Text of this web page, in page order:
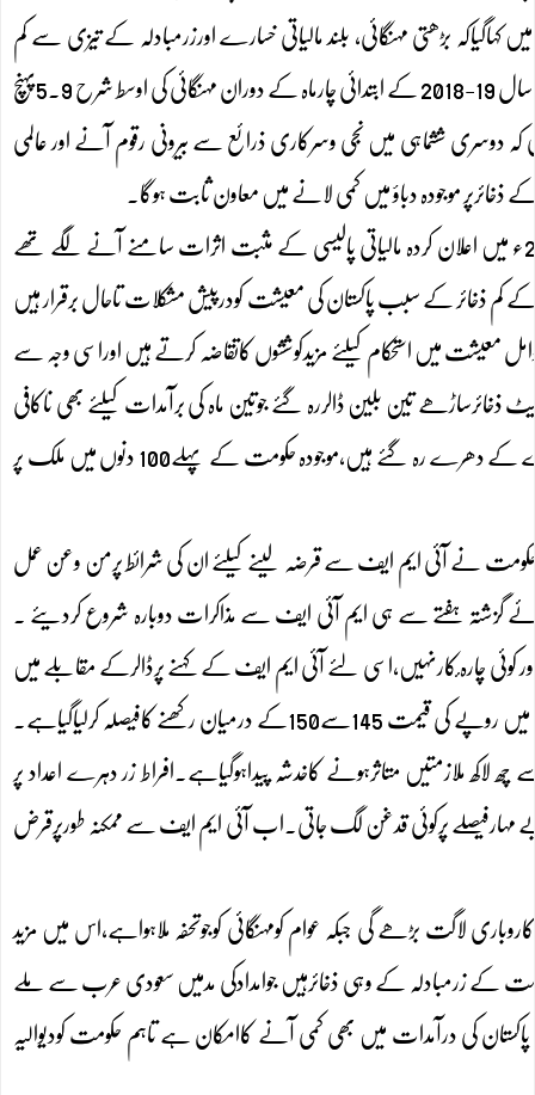
بڑھتی مہنگائی، بلند مالیاتی خسارے اورزرمبادلہ کے تیزی سے کم
ہوتے ذخائرکے سبب پاکستان کی معیشت کودرپیش مشکلات تاحال برقرارہیں۔بینک کے مطابق مالی سال 19-2018 کے ابتدائی چارماہ کے دوران مہنگائی کی اوسط شرح 5.9پہنچ
تھی۔اعلامیے میں امیدظاہرکی گئی کہ دوسری ششماہی میں نجی وسرکاری ذرائع سے بیرونی رقوم آنے اور عالمی
موجودہ دباؤ میں کمی لانے میں معاون ثابت ہوگا۔
مانیٹری پالیسی کے حوالے سے سٹیٹ بینک کی جانب سے جاری اعلامیے میں کہا گیاکہ ستمبر 2018ء میں اعلان کردہ مالیاتی پالیسی کے مثبت اثرات سامنے آنے لگے تھے
کے کم ذخائر کے سبب پاکستان کی معیشت کودرپیش مشکلات تاحال برقرار ہیں
معیشت میں استحکام کیلئے مزیدکوششوں کاتقاضہ کرتے ہیں اوراسی وجہ سے
زرمبادلہ کے نیٹ ذخائرساڑھے تین بلین ڈالررہ گئے جوتین ماہ کی برآمدات کیلئے بھی ناکافی
ہیں۔ معیشت میں بہتری لانے اورآئی ایم ایف کی کڑی شرائط نہ ماننے کے حکومتی دعوے دھرے کے دھرے رہ گئے ہیں،موجودہ حکومت کے پہلے100 دنوں میں ملک پر
حکومت نے آئی ایم ایف سے قرضہ لینے کیلئے ان کی شرائط پرمن وعن عمل
گزشتہ ہفتے سے ہی ایم آئی ایف سے مذاکرات دوبارہ شروع کردیئے ۔
چارہ ٔکارنہیں،اسی لئے آئی ایم ایف کے کہنے پرڈالرکے مقابلے میں
پاکستانی روپے کی قدرمیں کمی کرنی پڑی اورآئندہ دنوں میں ڈالرمزید مہنگا ہوسکتاہے اورڈالرکے مقابلے میں روپے کی قیمت 145سے150کے درمیان رکھنے کافیصلہ کرلیاگیاہے۔
ملازمتیں متاثرہونے کاخدشہ پیداہوگیاہے۔افراط زر دہرے اعداد پر
مہارفیصلے پرکوئی قدغن لگ جاتی۔اب آئی ایم ایف سے ممکنہ طورپرقرض
لاگت بڑھے گی جبکہ عوام کومہنگائی کوجوتحفہ ملاہواہے،اس میں مزید
کے زرمبادلہ کے وہی ذخائرہیں جوامدادکی مدمیں سعودی عرب سے ملے
کی درآمدات میں بھی کمی آنے کاامکان ہے تاہم حکومت کودیوالیہ